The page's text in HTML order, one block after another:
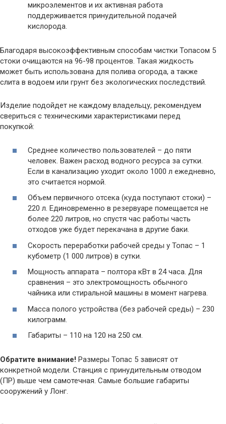
микроэлементов и их активная работа
поддерживается принудительной подачей
кислорода.
Благодаря высокоэффективным способам чистки Топасом 5
стоки очищаются на 96-98 процентов. Такая жидкость
может быть использована для полива огорода, а также
слита в водоем или грунт без экологических последствий.
Изделие подойдет не каждому владельцу, рекомендуем
свериться с техническими характеристиками перед
покупкой:
Среднее количество пользователей – до пяти
человек. Важен расход водного ресурса за сутки.
Если в канализацию уходит около 1000 л ежедневно,
это считается нормой.
Объем первичного отсека (куда поступают стоки) –
220 л. Единовременно в резервуаре помещается не
более 220 литров, но спустя час работы часть
отходов уже будет перекачана в другие баки.
Скорость переработки рабочей среды у Топас – 1
кубометр (1 000 литров) в сутки.
Мощность аппарата – полтора кВт в 24 часа. Для
сравнения – это электромощность обычного
чайника или стиральной машины в момент нагрева.
Масса полого устройства (без рабочей среды) – 230
килограмм.
Габариты – 110 на 120 на 250 см.
Обратите внимание! Размеры Топас 5 зависят от
конкретной модели. Станция с принудительным отводом
(ПР) выше чем самотечная. Самые большие габариты
сооружений у Лонг.